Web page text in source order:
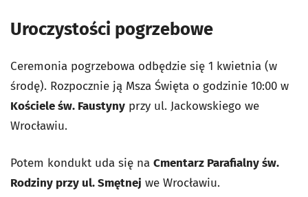
Uroczystości pogrzebowe
Ceremonia pogrzebowa odbędzie się 1 kwietnia (w
środę). Rozpocznie ją Msza Święta o godzinie 10:00 w
Kościele św. Faustyny przy ul. Jackowskiego we
Wrocławiu.
Potem kondukt uda się na Cmentarz Parafialny św.
Rodziny przy ul. Smętnej we Wrocławiu.